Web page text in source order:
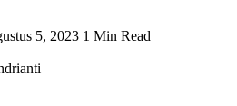
5, 2023 1 Min Read